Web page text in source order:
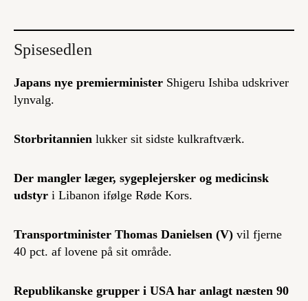
Spisesedlen
Japans nye premierminister Shigeru Ishiba udskriver
lynvalg.
Storbritannien lukker sit sidste kulkraftværk.
Der mangler læger, sygeplejersker og medicinsk
udstyr i Libanon ifølge Røde Kors.
Transportminister Thomas Danielsen (V) vil fjerne
40 pct. af lovene på sit område.
Republikanske grupper i USA har anlagt næsten 90